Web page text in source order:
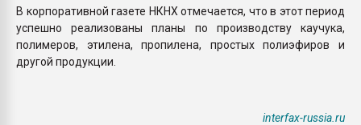
В корпоративной газете НКНХ отмечается, что в этот период
успешно реализованы планы по производству каучука,
полимеров, этилена, пропилена, простых полиэфиров и
другой продукции.
interfax-russia.ru